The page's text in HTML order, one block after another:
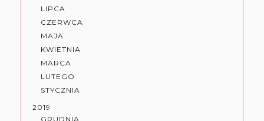
LIPCA
CZERWCA
MAJA
KWIETNIA
MARCA
LUTEGO
STYCZNIA
2019
GRUDNIA